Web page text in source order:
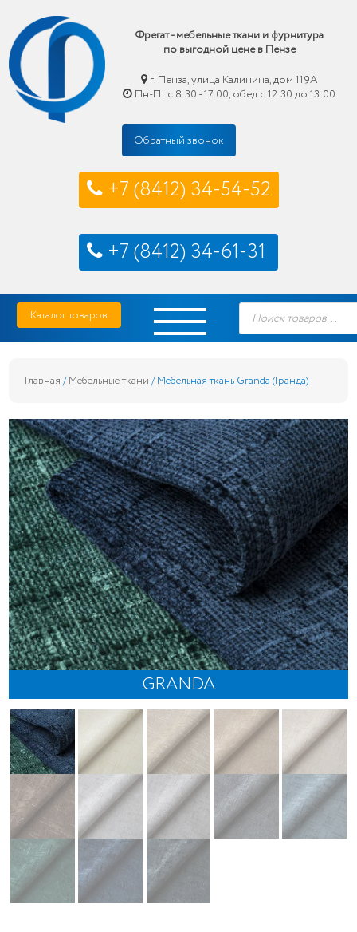
Фрегат - мебельные ткани и фурнитура
по выгодной цене в Пензе
г. Пенза, улица Калинина, дом 119А
Пн-Пт с 8:30 - 17:00, обед с 12:30 до 13:00
Обратный звонок
+7 (8412) 34-54-52
+7 (8412) 34-61-31
Skip
content
Фрегат — мебельные ткани и фурнитура купить по выгодной цене в Пензе
Каталог товаров
Поиск
товаров
Главная /Мебельные ткани / Мебельная ткань Granda (Гранда)
GRANDA